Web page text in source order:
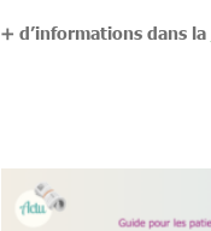
➕ d’informations dans la